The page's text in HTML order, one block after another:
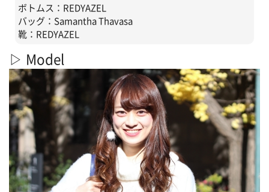
ボトムス：REDYAZEL
バッグ：Samantha Thavasa
靴：REDYAZEL
▷ Model